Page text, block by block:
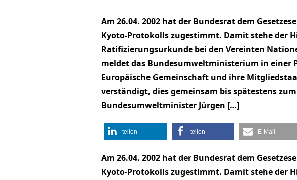
Am 26.04. 2002 hat der Bundesrat dem
Kyoto-Protokolls zugestimmt. Damit stehe der
Ratifizierungsurkunde bei den Vereinten
meldet das Bundesumweltministerium in einer
Europäische Gemeinschaft und ihre
verständigt, dies gemeinsam bis spätestens
Bundesumweltminister Jürgen […]
teilen teilen E-Mail
Am 26.04. 2002 hat der Bundesrat dem
Kyoto-Protokolls zugestimmt. Damit stehe der